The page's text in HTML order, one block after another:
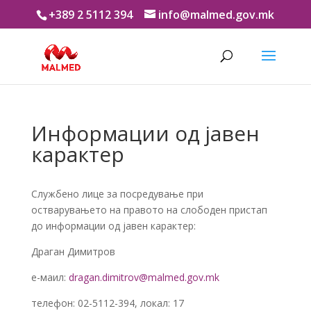
+389 2 5112 394 info@malmed.gov.mk
Информации од јавен
карактер
Службено лице за посредување при
остварувањето на правото на слободен пристап
до информации од јавен карактер:
Драган Димитров
е-маил: dragan.dimitrov@malmed.gov.mk
телефон: 02-5112-394, локал: 17